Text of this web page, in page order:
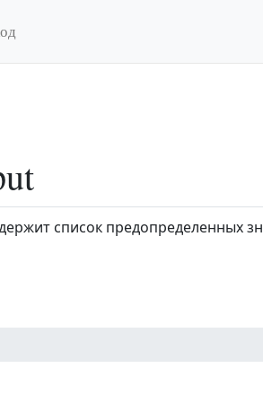
список предопределенных